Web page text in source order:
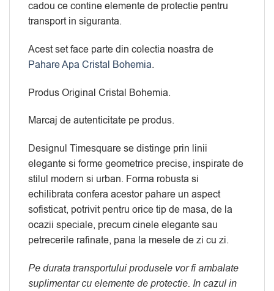
cadou ce contine elemente de protectie pentru
transport in siguranta.
Acest set face parte din colectia noastra de
Pahare Apa Cristal Bohemia.
Produs Original Cristal Bohemia.
Marcaj de autenticitate pe produs.
Designul Timesquare se distinge prin linii
elegante si forme geometrice precise, inspirate de
stilul modern si urban. Forma robusta si
echilibrata confera acestor pahare un aspect
sofisticat, potrivit pentru orice tip de masa, de la
ocazii speciale, precum cinele elegante sau
petrecerile rafinate, pana la mesele de zi cu zi.
Pe durata transportului produsele vor fi ambalate
suplimentar cu elemente de protectie. In cazul in